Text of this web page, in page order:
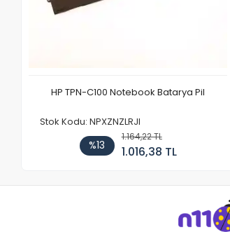
HP TPN-C100 Notebook Batarya Pil
Stok Kodu: NPXZNZLRJI
%13
1.164,22 TL
1.016,38 TL